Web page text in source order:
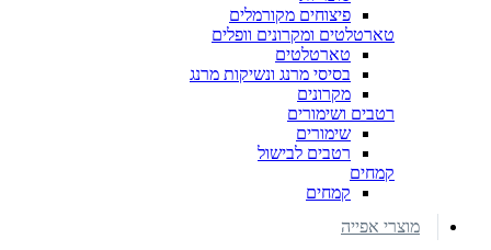
פיצוחים מקורמלים
טארטלטים ומקרונים וופלים
טארטלטים
בסיסי מרנג ונשיקות מרנג
מקרונים
רטבים ושימורים
שימורים
רטבים לבישול
קמחים
קמחים
מוצרי אפייה